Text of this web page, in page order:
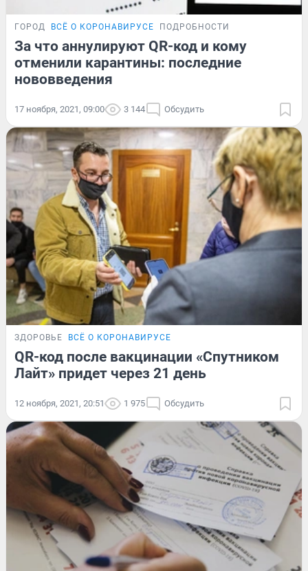
ГОРОД ВСЁ О КОРОНАВИРУСЕ ПОДРОБНОСТИ
За что аннулируют QR-код и кому
отменили карантины: последние
нововведения
17 ноября, 2021, 09:00 3 144 Обсудить
ЗДОРОВЬЕ ВСЁ О КОРОНАВИРУСЕ
QR-код после вакцинации «Спутником
Лайт» придет через 21 день
12 ноября, 2021, 20:51 1 975 Обсудить